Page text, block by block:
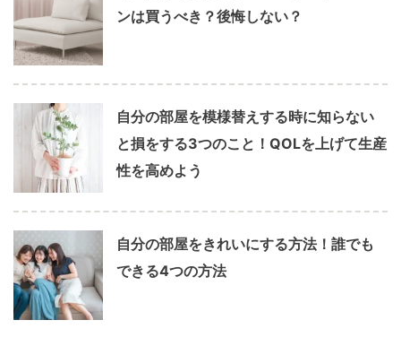
ンは買うべき？後悔しない？
自分の部屋を模様替えする時に知らない
と損をする3つのこと！QOLを上げて生産
性を高めよう
自分の部屋をきれいにする方法！誰でも
できる4つの方法